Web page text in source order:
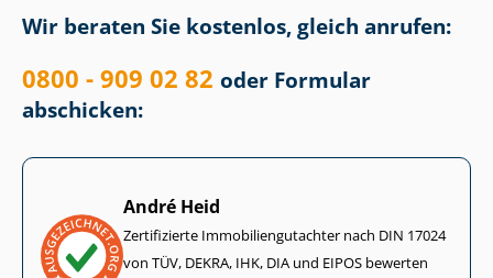
Wir beraten Sie kostenlos, gleich anrufen:
0800 - 909 02 82 oder Formular
abschicken:
André Heid
Zertifizierte Im­mo­bi­li­en­gut­ach­ter nach DIN 17024
von TÜV, DEKRA, IHK, DIA und EIPOS bewerten